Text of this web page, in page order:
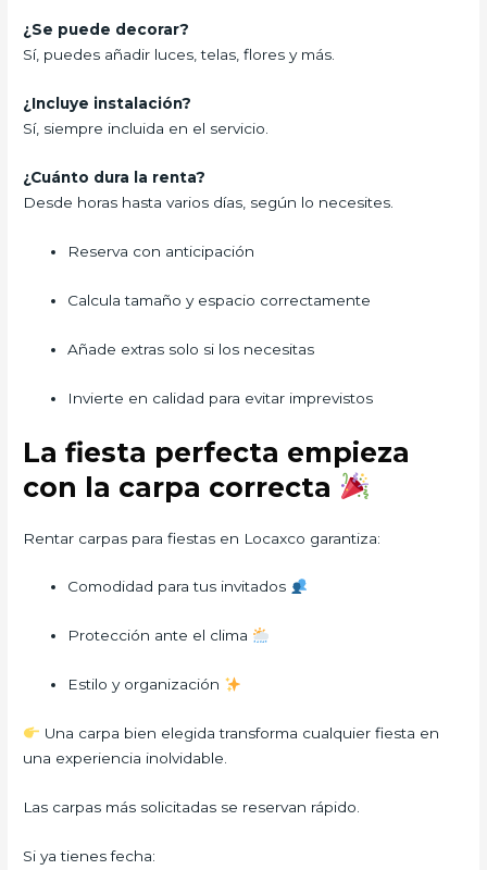
¿Se puede decorar?
Sí, puedes añadir luces, telas, flores y más.
¿Incluye instalación?
Sí, siempre incluida en el servicio.
¿Cuánto dura la renta?
Desde horas hasta varios días, según lo necesites.
Reserva con anticipación
Calcula tamaño y espacio correctamente
Añade extras solo si los necesitas
Invierte en calidad para evitar imprevistos
La fiesta perfecta empieza
con la carpa correcta
Rentar carpas para fiestas en Locaxco garantiza:
Comodidad para tus invitados
Protección ante el clima
Estilo y organización
Una carpa bien elegida transforma cualquier fiesta en
una experiencia inolvidable.
Las carpas más solicitadas se reservan rápido.
Si ya tienes fecha: